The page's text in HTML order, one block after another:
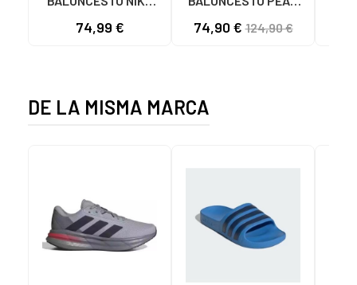
NEGRO
74,99 €
TALENT 1 SHIFT
74,90 €124,90 €
DE LA MISMA MARCA